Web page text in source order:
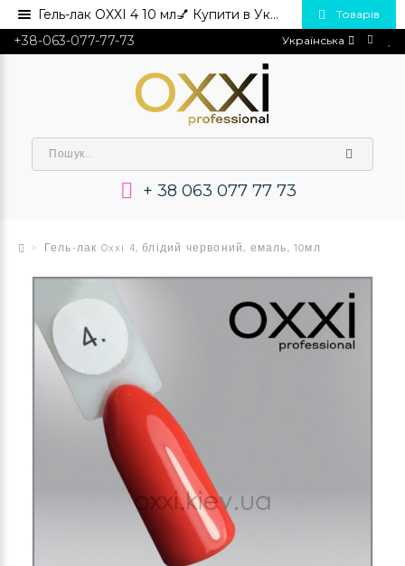
+38-063-077-77-73 Українська
+ 38 063 077 77 73
Товарів
Гель-лак Oxxi 4, блідий червоний, емаль, 10мл
Гель-лак OXXI 4 10 мл💅 Купити в Україні опт та роздріб